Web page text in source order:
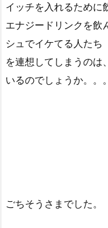
イッチを入れるために
エナジードリンクを飲
シュでイケてる人たち
を連想してしまうのは
いるのでしょうか。。
ごちそうさまでした。